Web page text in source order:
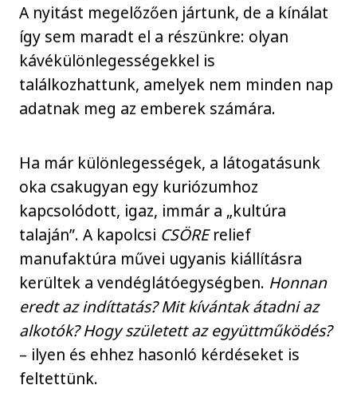
A nyitást megelőzően jártunk, de a kínálat
így sem maradt el a részünkre: olyan
kávékülönlegességekkel is
találkozhattunk, amelyek nem minden nap
adatnak meg az emberek számára.
Ha már különlegességek, a látogatásunk
oka csakugyan egy kuriózumhoz
kapcsolódott, igaz, immár a „kultúra
talaján”. A kapolcsi CSÖRErelief
manufaktúra művei ugyanis kiállításra
kerültek a vendéglátóegységben. Honnan
eredt az indíttatás? Mit kívántak átadni az
alkotók? Hogy született az együttműködés?
– ilyen és ehhez hasonló kérdéseket is
feltettünk.